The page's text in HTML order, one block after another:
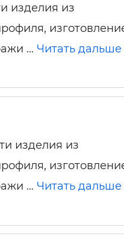
изделия из
… Читать дальше
изделия из
… Читать дальше